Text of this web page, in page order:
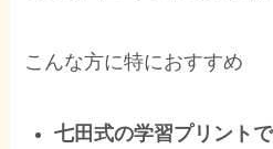
こんな方に特におすすめ
七田式の学習プリント